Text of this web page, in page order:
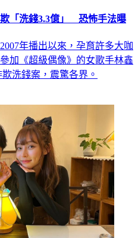
「洗錢3.3億」 恐怖手法曝
年播出以來，孕育許多大咖
加《超級偶像》的女歌手林鑫
洗錢案，震驚各界。